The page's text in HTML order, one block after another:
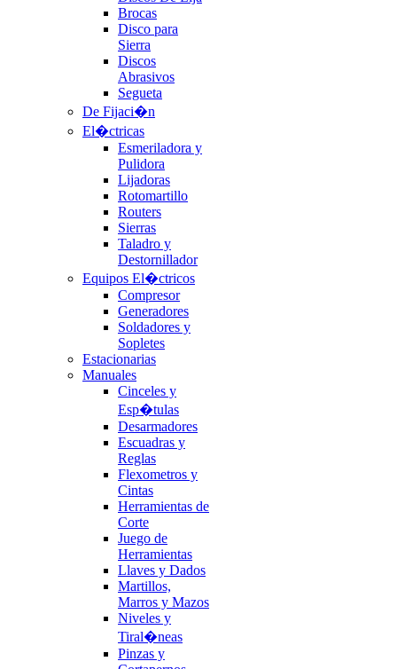
Brocas
Disco para
Sierra
Discos
Abrasivos
Segueta
De Fijaci�n
El�ctricas
Esmeriladora y
Pulidora
Lijadoras
Rotomartillo
Routers
Sierras
Taladro y
Destornillador
Equipos El�ctricos
Compresor
Generadores
Soldadores y
Sopletes
Estacionarias
Manuales
Cinceles y
Esp�tulas
Desarmadores
Escuadras y
Reglas
Flexometros y
Cintas
Herramientas de
Corte
Juego de
Herramientas
Llaves y Dados
Martillos,
Marros y Mazos
Niveles y
Tiral�neas
Pinzas y